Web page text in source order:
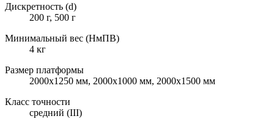
Дискретность (d)
200 г, 500 г
Минимальный вес (НмПВ)
4 кг
Размер платформы
2000x1250 мм, 2000х1000 мм, 2000х1500 мм
Класс точности
средний (III)